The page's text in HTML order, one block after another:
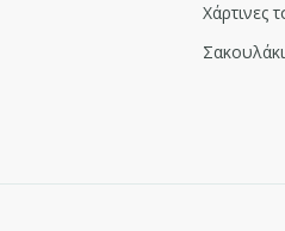
Χάρτινες